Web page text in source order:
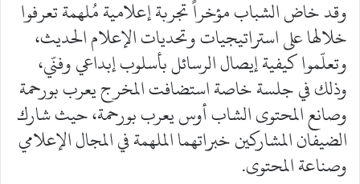
وقد خاض الشباب مؤخراً تجربة إعلامية مُلهمة تعرفوا
خلالها على استراتيجيات وتحديات الإعلام الحديث،
وتعلّموا كيفية إيصال الرسائل بأسلوب إبداعي وفنّي،
وذلك في جلسة خاصة استضافت المخرج يعرب بورحمة
وصانع المحتوى الشاب أوس يعرب بورحمة، حيث شارك
الضيفان المشاركين خبراتهما الملهمة في المجال الإعلامي
وصناعة المحتوى.